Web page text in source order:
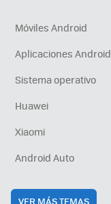
Móviles Android
Aplicaciones Android
Sistema operativo
Huawei
Xiaomi
Android Auto
VER MÁS TEMAS